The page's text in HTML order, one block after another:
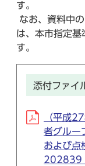
す。
なお、資料中
は、本市指定基
す。
添付ファイ
（平成
者グルー
および点